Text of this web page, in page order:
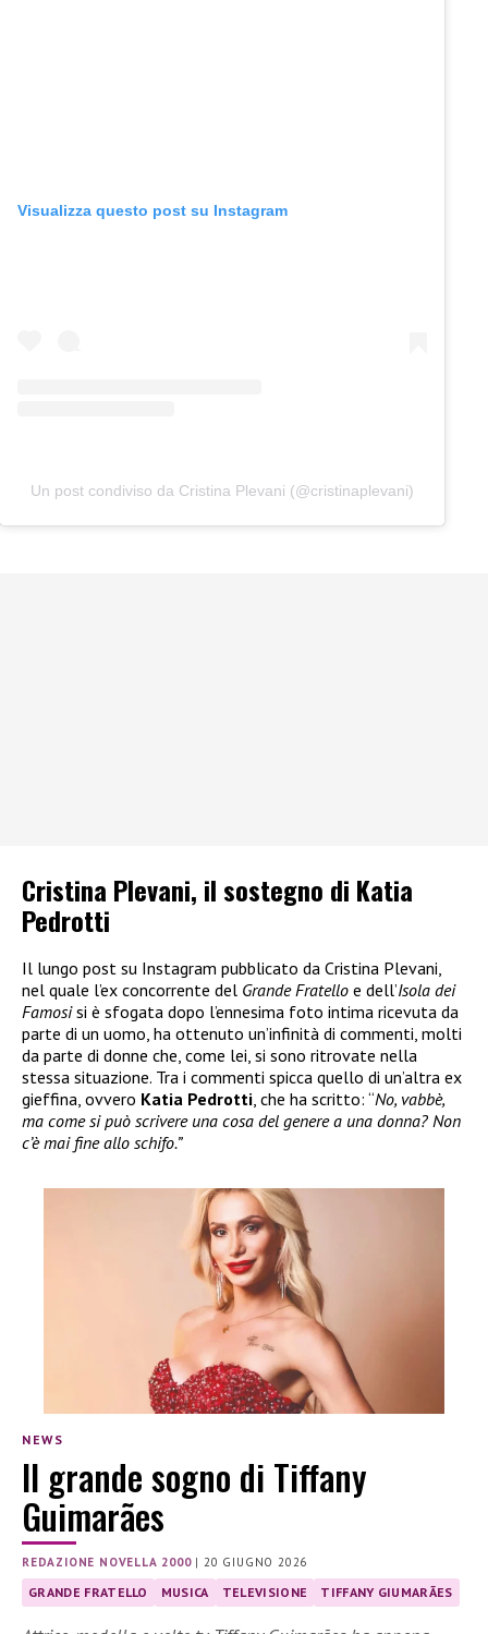
Visualizza questo post su Instagram
Un post condiviso da Cristina Plevani (@cristinaplevani)
Cristina Plevani, il sostegno di Katia
Pedrotti
Il lungo post su Instagram pubblicato da Cristina Plevani,
nel quale l’ex concorrente del Grande Fratello e dell’Isola dei
Famosisi è sfogata dopo l’ennesima foto intima ricevuta da
parte di un uomo, ha ottenuto un’infinità di commenti, molti
da parte di donne che, come lei, si sono ritrovate nella
stessa situazione. Tra i commenti spicca quello di un’altra ex
gieffina, ovvero Katia Pedrotti, che ha scritto: “No, vabbè,
ma come si può scrivere una cosa del genere a una donna? Non
c’è mai fine allo schifo.”
NEWS
Il grande sogno di Tiffany
Guimarães
REDAZIONE NOVELLA 2000|20 GIUGNO 2026
GRANDE FRATELLO MUSICA TELEVISIONE TIFFANY GIUMARÃES